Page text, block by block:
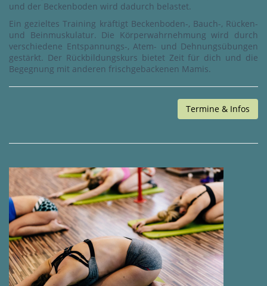
und der Beckenboden wird dadurch belastet.
Ein gezieltes Training kräftigt Beckenboden-, Bauch-, Rücken-
und Beinmuskulatur. Die Körperwahrnehmung wird durch
verschiedene Entspannungs-, Atem- und Dehnungsübungen
gestärkt. Der Rückbildungskurs bietet Zeit für dich und die
Begegnung mit anderen frischgebackenen Mamis.
Termine & Infos